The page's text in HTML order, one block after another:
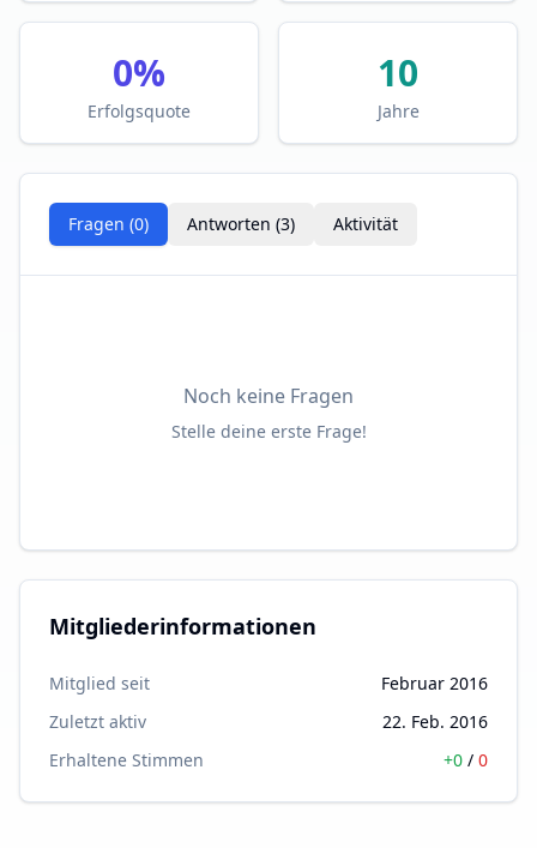
0%
Erfolgsquote
10
Jahre
Fragen (0) Antworten (3) Aktivität
Noch keine Fragen
Stelle deine erste Frage!
Mitgliederinformationen
Mitglied seit
Februar 2016
Zuletzt aktiv
22. Feb. 2016
Erhaltene Stimmen
+0 / 0